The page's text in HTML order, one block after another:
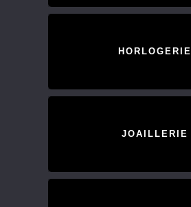
HORLOGERIE
JOAILLERIE